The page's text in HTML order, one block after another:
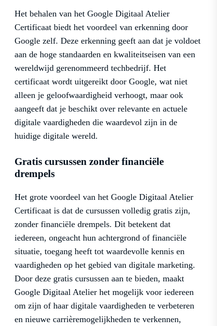
Het behalen van het Google Digitaal Atelier
Certificaat biedt het voordeel van erkenning door
Google zelf. Deze erkenning geeft aan dat je voldoet
aan de hoge standaarden en kwaliteitseisen van een
wereldwijd gerenommeerd techbedrijf. Het
certificaat wordt uitgereikt door Google, wat niet
alleen je geloofwaardigheid verhoogt, maar ook
aangeeft dat je beschikt over relevante en actuele
digitale vaardigheden die waardevol zijn in de
huidige digitale wereld.
Gratis cursussen zonder financiële
drempels
Het grote voordeel van het Google Digitaal Atelier
Certificaat is dat de cursussen volledig gratis zijn,
zonder financiële drempels. Dit betekent dat
iedereen, ongeacht hun achtergrond of financiële
situatie, toegang heeft tot waardevolle kennis en
vaardigheden op het gebied van digitale marketing.
Door deze gratis cursussen aan te bieden, maakt
Google Digitaal Atelier het mogelijk voor iedereen
om zijn of haar digitale vaardigheden te verbeteren
en nieuwe carrièremogelijkheden te verkennen,